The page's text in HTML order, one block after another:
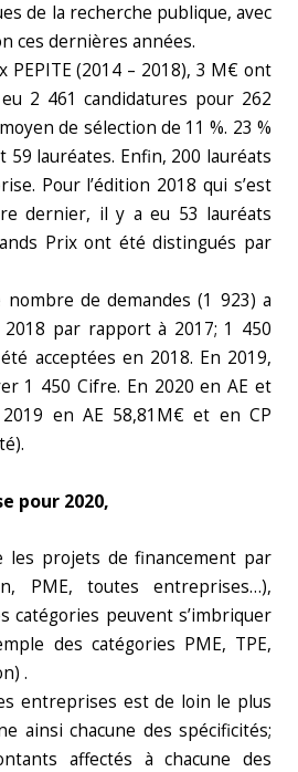
de la recherche publique, avec
ces dernières années.
(2014 – 2018), 3 M€ ont
2 461 candidatures pour 262
de sélection de 11 %. 23 %
lauréates. Enfin, 200 lauréats
Pour l’édition 2018 qui s’est
dernier, il y a eu 53 lauréats
Prix ont été distingués par
nombre de demandes (1 923) a
par rapport à 2017; 1 450
acceptées en 2018. En 2019,
1 450 Cifre. En 2020 en AE et
en AE 58,81M€ et en CP
pour 2020,
les projets de financement par
PME, toutes entreprises…),
catégories peuvent s’imbriquer
des catégories PME, TPE,
.
entreprises est de loin le plus
ainsi chacune des spécificités;
affectés à chacune des